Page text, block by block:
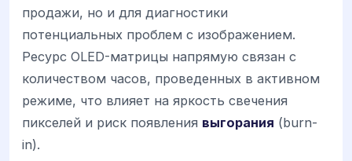
продажи, но и для диагностики
потенциальных проблем с изображением.
Ресурс OLED-матрицы напрямую связан с
количеством часов, проведенных в активном
режиме, что влияет на яркость свечения
пикселей и риск появления выгорания (burn-
in).